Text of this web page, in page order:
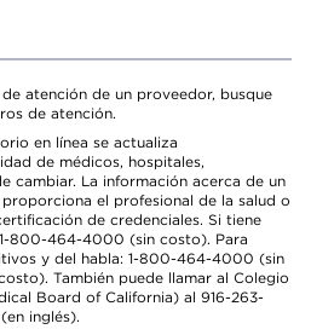
atención de un proveedor, busque
de atención.
en línea se actualiza
de médicos, hospitales,
cambiar. La información acerca de un
el profesional de la salud o
de credenciales. Si tiene
800-464-4000 (sin costo). Para
y del habla: 1-800-464-4000 (sin
También puede llamar al Colegio
Board of California) al 916-263-
(en inglés).